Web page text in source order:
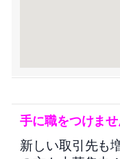
手に職をつけま
新しい取引先も